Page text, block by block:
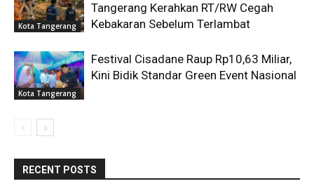
Kota Tangerang
Tangerang Kerahkan RT/RW Cegah
Kebakaran Sebelum Terlambat
Kota Tangerang
Festival Cisadane Raup Rp10,63 Miliar,
Kini Bidik Standar Green Event Nasional
RECENT POSTS